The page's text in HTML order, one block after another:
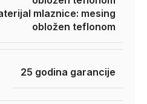
mlaznice: mesing
obložen teflonom
25 godina garancije